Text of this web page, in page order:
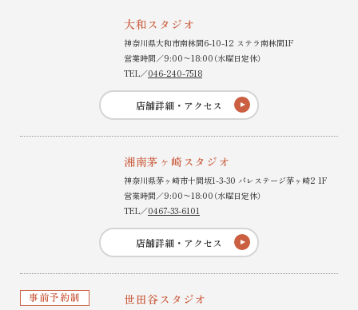
大和スタジオ
神奈川県大和市南林間6-10-12 ステラ南林間1F
営業時間／9:00〜18:00（水曜日定休）
TEL／046-240-7518
店舗詳細・アクセス
湘南茅ヶ崎スタジオ
神奈川県茅ヶ崎市十間坂1-3-30 パレステージ茅ヶ崎2 1F
営業時間／9:00〜18:00（水曜日定休）
TEL／0467-33-6101
店舗詳細・アクセス
事前予約制 世田谷スタジオ